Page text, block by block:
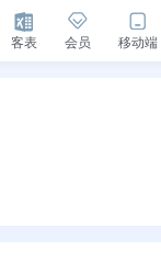
客表 会员 移动端